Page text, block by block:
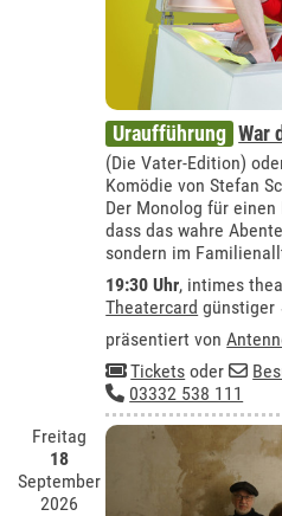
Uraufführung War
(Die Vater-Edition)
Komödie von Stefan
Der Monolog für
dass das wahre
sondern im
19:30 Uhr, intimes
Theatercard günstiger
präsentiert von
Tickets oder
03332 538 111
Freitag
18
September
2026